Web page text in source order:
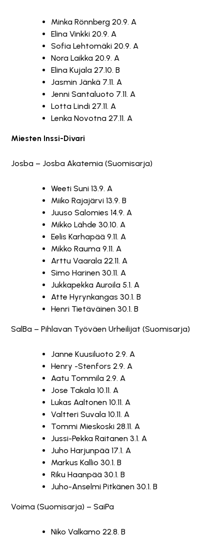
Minka Rönnberg 20.9. A
Elina Vinkki 20.9. A
Sofia Lehtomäki 20.9. A
Nora Laikka 20.9. A
Elina Kujala 27.10. B
Jasmin Jänkä 7.11. A
Jenni Santaluoto 7.11. A
Lotta Lindi 27.11. A
Lenka Novotna 27.11. A
Miesten Inssi-Divari
Josba – Josba Akatemia (Suomisarja)
Weeti Suni 13.9. A
Miiko Rajajärvi 13.9. B
Juuso Salomies 14.9. A
Mikko Lähde 30.10. A
Eelis Karhapää 9.11. A
Mikko Rauma 9.11. A
Arttu Vaarala 22.11. A
Simo Harinen 30.11. A
Jukkapekka Auroila 5.1. A
Atte Hyrynkangas 30.1. B
Henri Tietäväinen 30.1. B
SalBa – Pihlavan Työväen Urheilijat (Suomisarja)
Janne Kuusiluoto 2.9. A
Henry -Stenfors 2.9. A
Aatu Tommila 2.9. A
Jose Takala 10.11. A
Lukas Aaltonen 10.11. A
Valtteri Suvala 10.11. A
Tommi Mieskoski 28.11. A
Jussi-Pekka Raitanen 3.1. A
Juho Harjunpää 17.1. A
Markus Kallio 30.1. B
Riku Haanpää 30.1. B
Juho-Anselmi Pitkänen 30.1. B
Voima (Suomisarja) – SaiPa
Niko Valkamo 22.8. B